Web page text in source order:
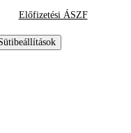
Előfizetési ÁSZF